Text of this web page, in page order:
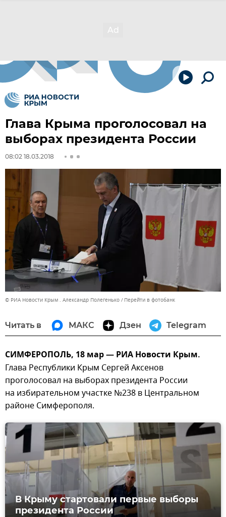
Глава Крыма проголосовал на
выборах президента России
08:02 18.03.2018
© РИА Новости Крым . Александр Полегенько Перейти в фотобанк
Читать в МАКС Дзен Telegram
СИМФЕРОПОЛЬ, 18 мар — РИА Новости Крым.
Глава Республики Крым Сергей Аксенов
проголосовал на выборах президента России
на избирательном участке №238 в Центральном
районе Симферополя.
В Крыму стартовали первые выборы
президента России